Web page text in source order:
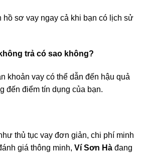
hồ sơ vay ngay cả khi bạn có lịch sử
trả có sao không?
khoản vay có thể dẫn đến hậu quả
đến điểm tín dụng của bạn.
thủ tục vay đơn giản, chi phí minh
giá thông minh, Ví Sơn Hà đang